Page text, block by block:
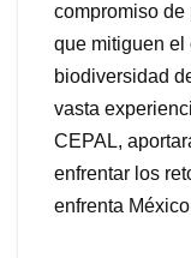
compromiso
que mitiguen el
biodiversidad
vasta
CEPAL,
enfrentar los
enfrenta